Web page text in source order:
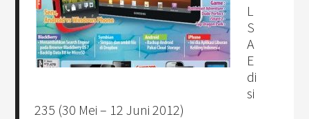
L
S
A
E
di
si
235 (30 Mei – 12 Juni 2012)